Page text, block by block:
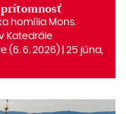
prítomnosť
homília Mons.
Katedrále
(6. 6. 2026) | 25 júna,